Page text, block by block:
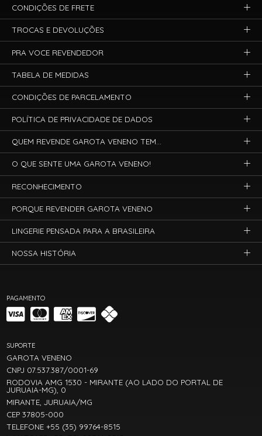
PAGAMENTO
SUPORTE
GAROTA VENENO
CNPJ 07.537.387/0001-69
RODOVIA AMG 1530 - MIRANTE (AO LADO DO PORTAL DE
JURUAIA-MG), 0
MIRANTE, JURUAIA/MG
CEP 37805-000
TELEFONE +55 (35) 99764-8515
CONDIÇÕES DE FRETE
TROCAS E DEVOLUÇÕES
PRA VOCE REVENDEDOR
TABELA DE MEDIDAS
CONDIÇÕES DE PARCELAMENTO
POLÍTICA DE PRIVACIDADE DE DADOS
QUEM REVENDE GAROTA VENENO TEM...
O QUE SENTE UMA GAROTA VENENO!
RECONHECIMENTO
PORQUE REVENDER GAROTA VENENO
LINGERIE PENSADA PARA A BRASILEIRA
NOSSA HISTÓRIA